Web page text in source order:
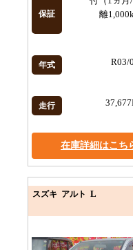
保証
離
年式 R03/
走行
在庫詳細はこち
スズキ アルト L